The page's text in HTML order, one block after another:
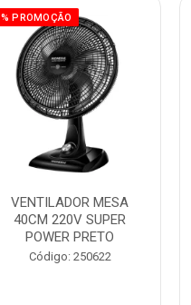
% PROMOÇÃO
VENTILADOR MESA
40CM 220V SUPER
POWER PRETO
Código: 250622